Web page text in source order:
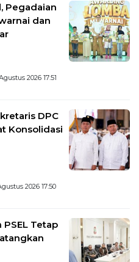
Pegadaian
dan
2026 17:51
DPC
Konsolidasi
2026 17:50
Tetap